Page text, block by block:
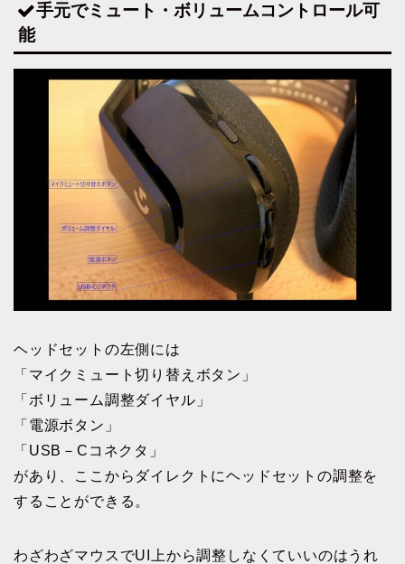
手元でミュート・ボリュームコントロール可
能
ヘッドセットの左側には
「マイクミュート切り替えボタン」
「ボリューム調整ダイヤル」
「電源ボタン」
「USB－Cコネクタ」
があり、ここからダイレクトにヘッドセットの調整を
することができる。
わざわざマウスでUI上から調整しなくていいのはうれ